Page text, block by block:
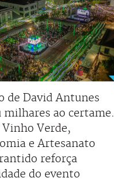
de David Antunes
milhares ao certame.
Vinho Verde,
e Artesanato
reforça
do evento